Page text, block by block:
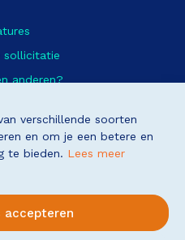
verschillende soorten
en om je een betere en
te bieden. Lees meer
accepteren
sollicitatie
anderen?